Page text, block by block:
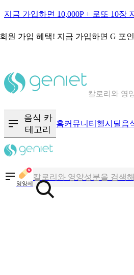
지금 가입하면 10,000P + 로또 10장
원 가입 혜택! 지금 가입하면 G 포
칼로리와 영
음식 · 영양
음식 카
테고리
홈커뮤니티 헬시딜음
영양제
혈당 · 다이어트 음식 검색해